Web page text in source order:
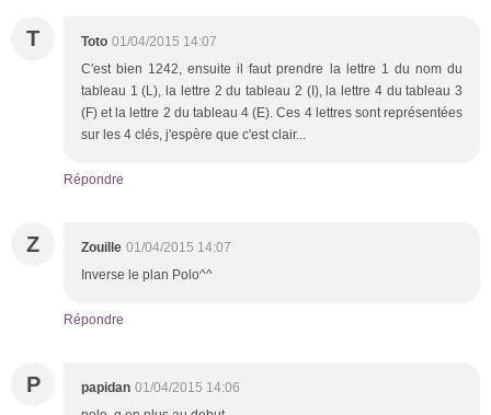
T Toto 01/04/2015 14:07
C'est bien 1242, ensuite il faut prendre la lettre 1 du nom du
tableau 1 (L), la lettre 2 du tableau 2 (I), la lettre 4 du tableau 3
(F) et la lettre 2 du tableau 4 (E). Ces 4 lettres sont représentées
sur les 4 clés, j'espère que c'est clair...
Répondre
Z Zouille 01/04/2015 14:07
Inverse le plan Polo^^
Répondre
P papidan 01/04/2015 14:06